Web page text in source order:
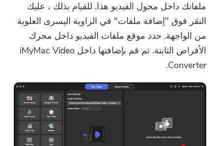
ملفاتك داخل محول الفيديو هذا. للقيام بذلك ، عليك
النقر فوق "إضافة ملفات" في الزاوية اليسرى العلوية
من الواجهة. حدد موقع ملفات الفيديو داخل محرك
الأقراص الثابتة. ثم قم بإضافتها داخل iMyMac Video
Converter.